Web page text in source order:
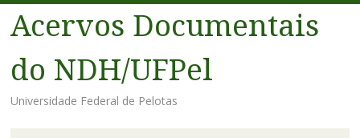
Acervos Documentais
do NDH/UFPel
Universidade Federal de Pelotas